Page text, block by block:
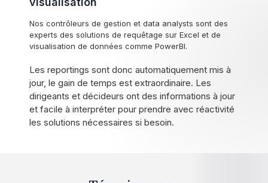
Nos contrôleurs de gestion et data analysts sont des
experts des solutions de requêtage sur Excel et de
visualisation de données comme PowerBI.
Les reportings sont donc automatiquement mis à
jour, le gain de temps est extraordinaire. Les
dirigeants et décideurs ont des informations à jour
et facile à interpréter pour prendre avec réactivité
les solutions nécessaires si besoin.